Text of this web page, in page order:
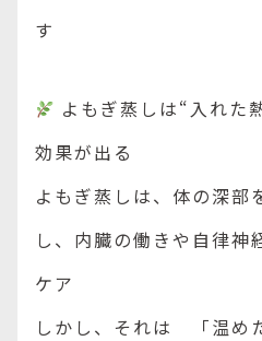
す
よもぎ蒸しは“入れた
効果が出る
よもぎ蒸しは、体の深部
し、内臓の働きや自律神
ケア
しかし、それは 「温め